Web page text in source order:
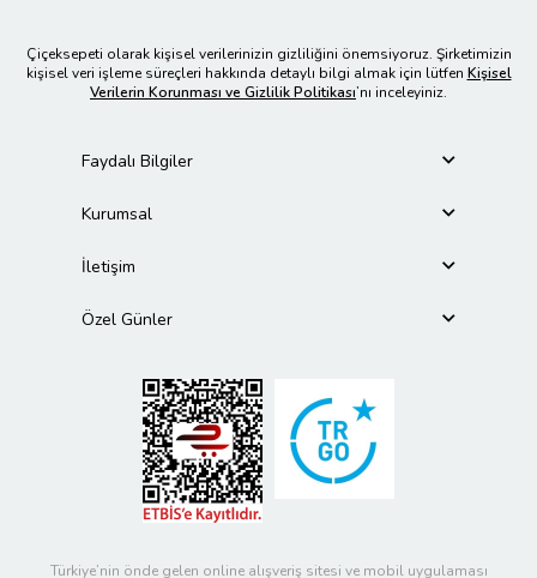
Çiçeksepeti olarak kişisel verilerinizin gizliliğini önemsiyoruz. Şirketimizin
kişisel veri işleme süreçleri hakkında detaylı bilgi almak için lütfen Kişisel
Verilerin Korunması ve Gizlilik Politikası’nı inceleyiniz.
Faydalı Bilgiler
Kurumsal
İletişim
Özel Günler
Türkiye’nin önde gelen online alışveriş sitesi ve mobil uygulaması